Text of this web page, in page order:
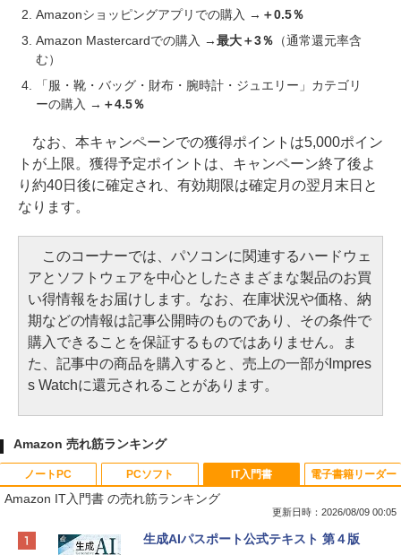
Amazonショッピングアプリでの購入 → ＋0.5％
Amazon Mastercardでの購入 →最大＋3％ （通常還元率含
む）
「服・靴・バッグ・財布・腕時計・ジュエリー」カテゴリ
ーの購入 → ＋4.5％
なお、本キャンペーンでの獲得ポイントは5,000ポイン
トが上限。獲得予定ポイントは、キャンペーン終了後よ
り約40日後に確定され、有効期限は確定月の翌月末日と
なります。
このコーナーでは、パソコンに関連するハードウェ
アとソフトウェアを中心としたさまざまな製品のお買
い得情報をお届けします。なお、在庫状況や価格、納
期などの情報は記事公開時のものであり、その条件で
購入できることを保証するものではありません。ま
た、記事中の商品を購入すると、売上の一部がImpres
s Watchに還元されることがあります。
Amazon 売れ筋ランキング
ノートPC
Apple 2026 MacBook Neo A18 Proチッ
PCソフト
Robloxギフトカード - 800 Robux 【限
IT入門書
Amazon IT入門書 の売れ筋ランキング
更新日時：2026/08/09 00:05
生成AIパスポート公式テキスト 第４版
電子書籍リーダー